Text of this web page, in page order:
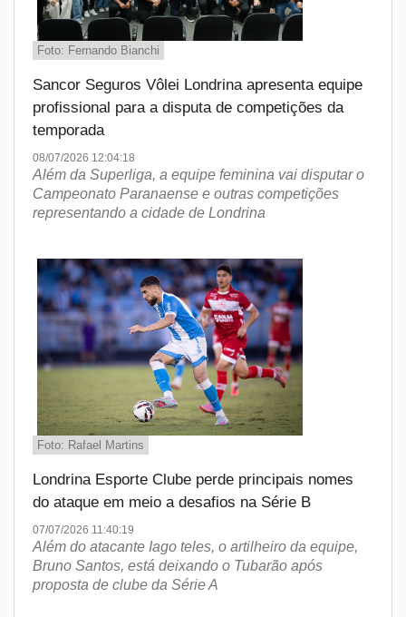
Foto: Fernando Bianchi
Sancor Seguros Vôlei Londrina apresenta equipe
profissional para a disputa de competições da
temporada
08/07/2026 12:04:18
Além da Superliga, a equipe feminina vai disputar o
Campeonato Paranaense e outras competições
representando a cidade de Londrina
Foto: Rafael Martins
Londrina Esporte Clube perde principais nomes
do ataque em meio a desafios na Série B
07/07/2026 11:40:19
Além do atacante Iago teles, o artilheiro da equipe,
Bruno Santos, está deixando o Tubarão após
proposta de clube da Série A